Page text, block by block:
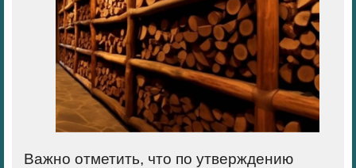
Важно отметить, что по утверждению